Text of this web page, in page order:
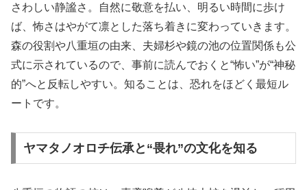
さわしい静謐さ。自然に敬意を払い、明るい時間に歩け
ば、怖さはやがて凛とした落ち着きに変わっていきます。
森の役割や八重垣の由来、夫婦杉や鏡の池の位置関係も公
式に示されているので、事前に読んでおくと“怖い”が“神秘
的”へと反転しやすい。知ることは、恐れをほどく最短ル
ートです。
ヤマタノオロチ伝承と“畏れ”の文化を知る